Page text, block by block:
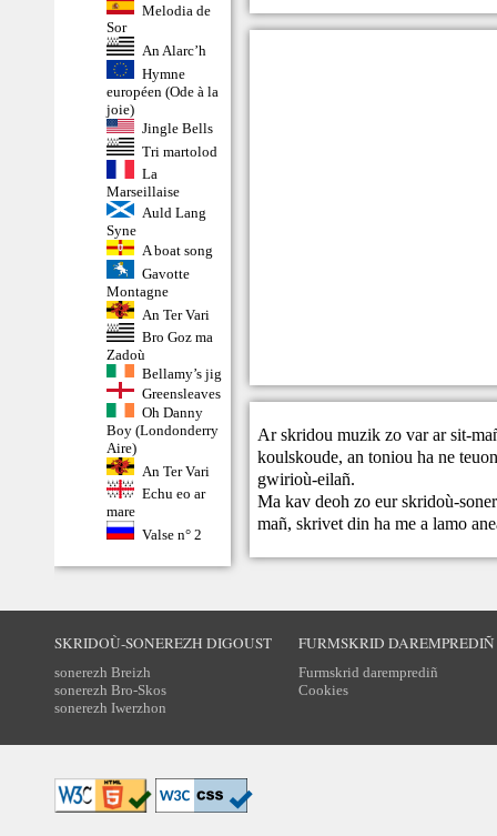
Melodia de
Sor
An Alarc’h
Hymne
européen (Ode à la
joie)
Jingle Bells
Tri martolod
La
Marseillaise
Auld Lang
Syne
A boat song
Gavotte
Montagne
An Ter Vari
Bro Goz ma
Zadoù
Bellamy’s jig
Greensleaves
Oh Danny
Boy (Londonderry
Aire)
An Ter Vari
Echu eo ar
mare
Valse n° 2
Ar skridou muzik zo var ar sit-
koulskoude, an toniou ha ne
gwirioù-eilañ.
Ma kav deoh zo eur skridoù-
mañ,skrivet din ha me a lamo
SKRIDOÙ-SONEREZH DIGOUST
sonerezh Breizh
sonerezh Bro-Skos
sonerezh Iwerzhon
FURMSKRID DAREMPREDIÑ
Furmskrid daremprediñ
Cookies